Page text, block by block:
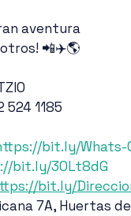
aventura
📲✈️🌎
1185
bit.ly/Whats-
bit.ly/3OLt8dG
bit.ly/
7A, Huertas